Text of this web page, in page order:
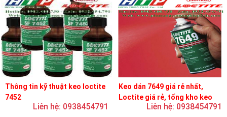
Thông tin kỹ thuật keo loctite
7452
Liên hệ: 0938454791
Keo dán 7649 giá rẻ nhất,
Loctite giá rẻ, tổng kho keo
Liên hệ: 0938454791